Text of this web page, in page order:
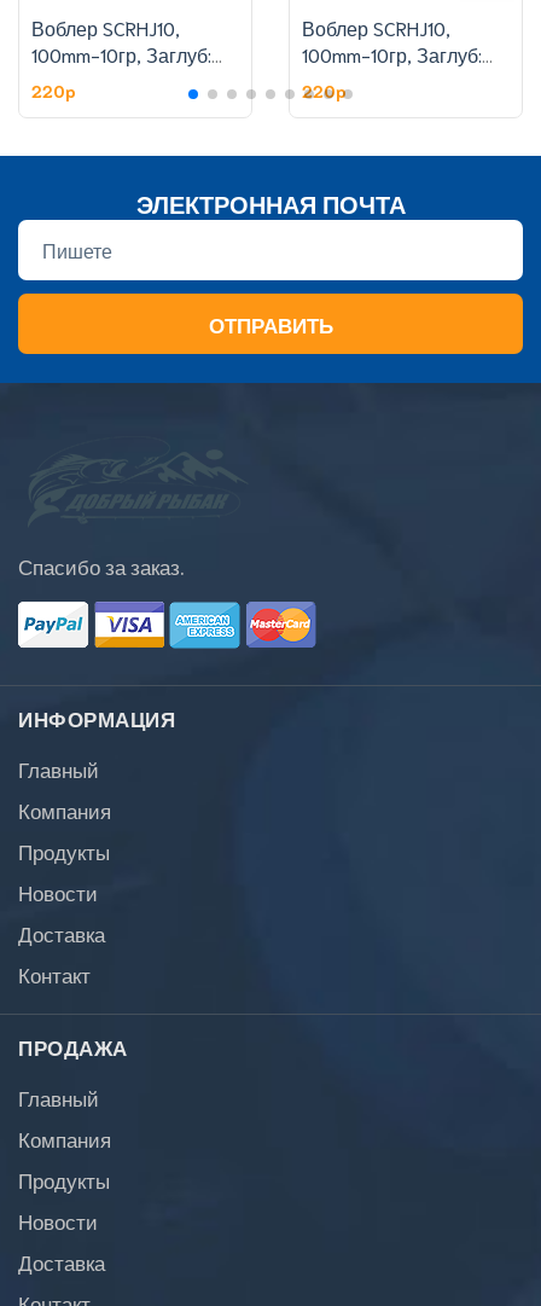
Воблер SCRHJ10,
100mm-10гр, Заглуб:
1.8-2.4 м, цвет:6
220p
Воблер SCRHJ10,
100mm-10гр, Заглуб:
1.8-2.4 м, цвет:11
220p
ЭЛЕКТРОННАЯ ПОЧТА
ОТПРАВИТЬ
Спасибо за заказ.
ИНФОРМАЦИЯ
Главный
Компания
Продукты
Новости
Доставка
Контакт
ПРОДАЖА
Главный
Компания
Продукты
Новости
Доставка